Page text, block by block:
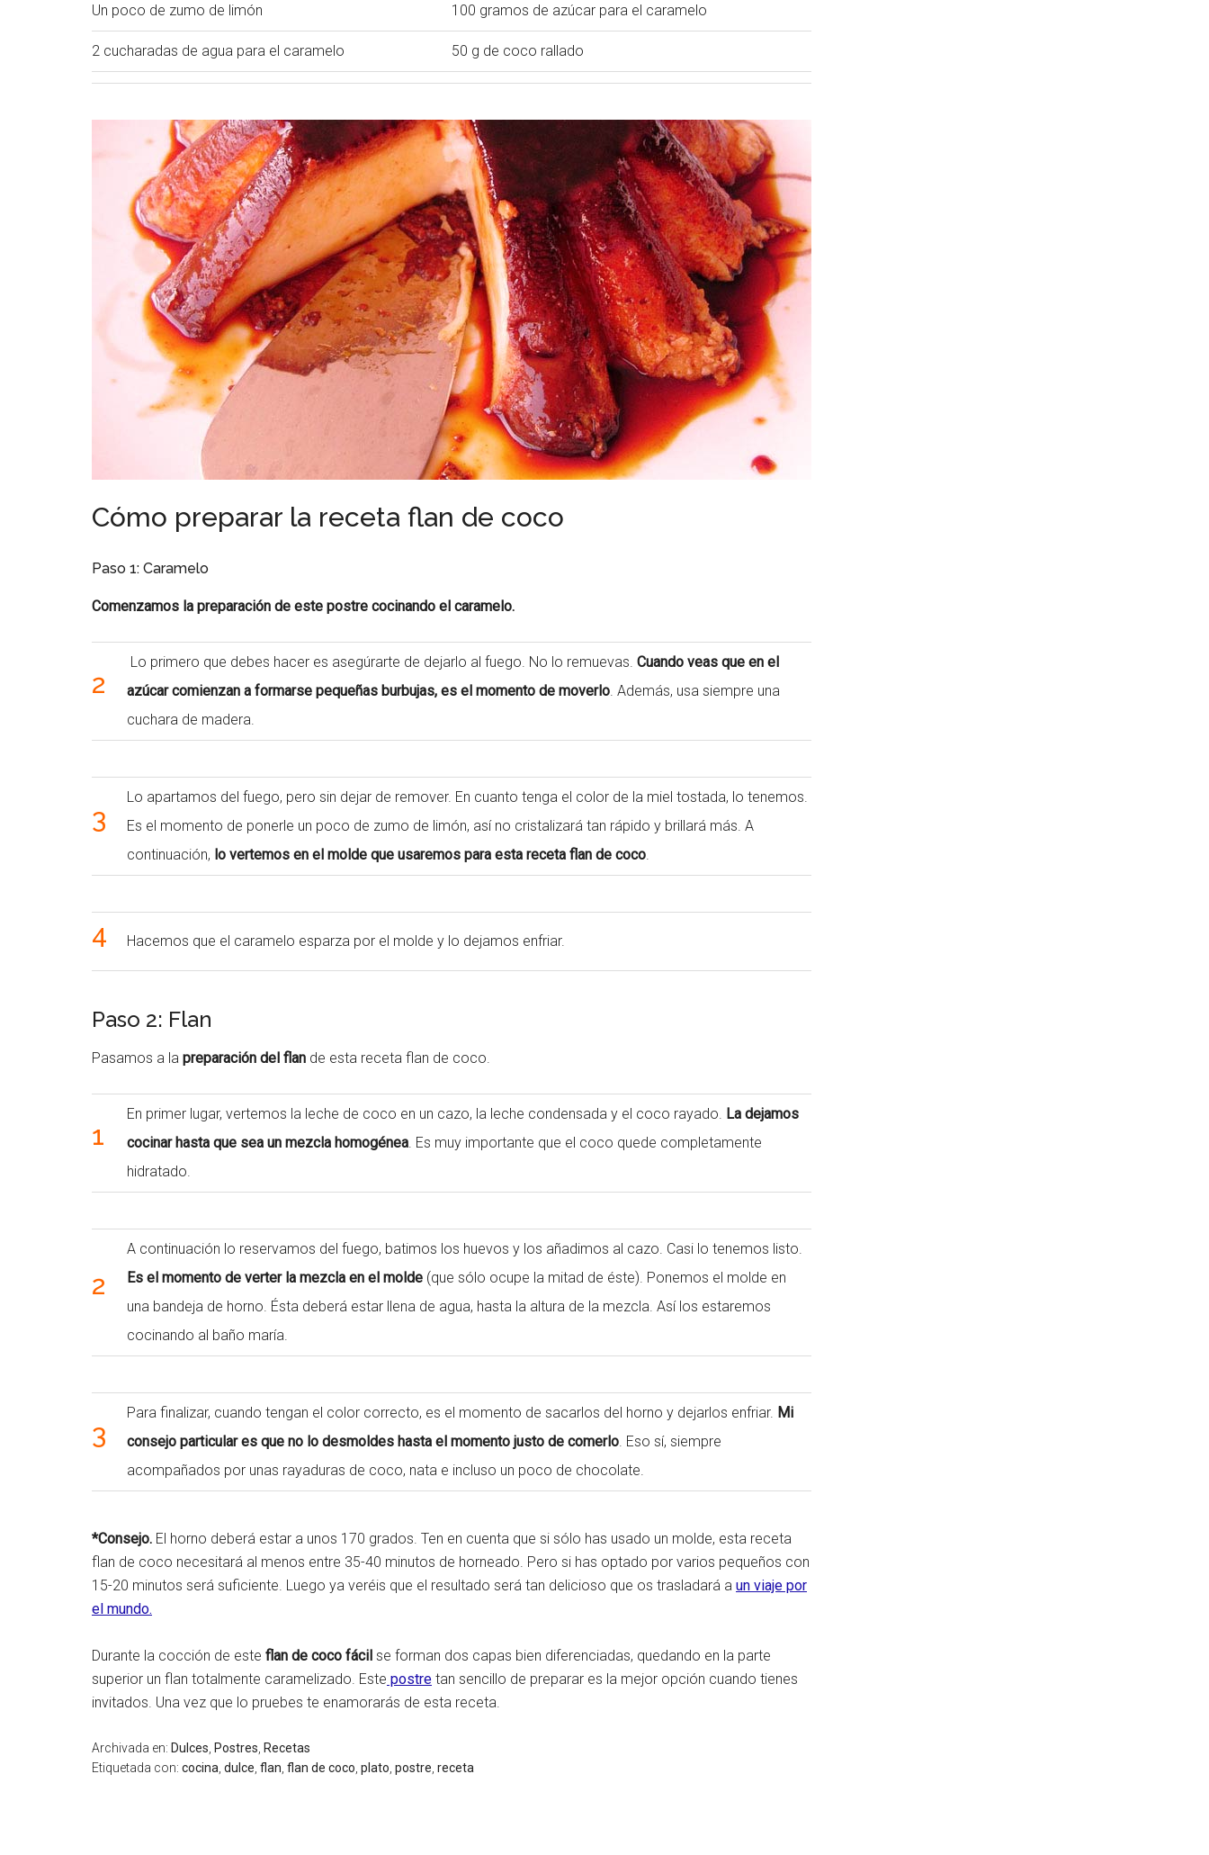
Un poco de zumo de limón 100 gramos de azúcar para el caramelo
2 cucharadas de agua para el caramelo 50 g de coco rallado
Cómo preparar la receta flan de coco
Paso 1: Caramelo
Comenzamos la preparación de este postre cocinando el caramelo.
2
Lo primero que debes hacer es asegúrarte de dejarlo al fuego. No lo remuevas. Cuando veas que en el
azúcar comienzan a formarse pequeñas burbujas, es el momento de moverlo . Además, usa siempre una
cuchara de madera.
3
Lo apartamos del fuego, pero sin dejar de remover. En cuanto tenga el color de la miel tostada, lo tenemos.
Es el momento de ponerle un poco de zumo de limón, así no cristalizará tan rápido y brillará más. A
continuación, lo vertemos en el molde que usaremos para esta receta flan de coco
4 Hacemos que el caramelo esparza por el molde y lo dejamos enfriar.
Paso 2: Flan
Pasamos a la preparación del flan de esta receta flan de coco.
1
En primer lugar, vertemos la leche de coco en un cazo, la leche condensada y el coco rayado. La dejamos
cocinar hasta que sea un mezcla homogénea . Es muy importante que el coco quede completamente
hidratado.
2
A continuación lo reservamos del fuego, batimos los huevos y los añadimos al cazo. Casi lo tenemos listo.
Es el momento de verter la mezcla en el molde (que sólo ocupe la mitad de éste). Ponemos el molde en
una bandeja de horno. Ésta deberá estar llena de agua, hasta la altura de la mezcla. Así los estaremos
cocinando al baño maría.
3
Para finalizar, cuando tengan el color correcto, es el momento de sacarlos del horno y dejarlos enfriar. Mi
consejo particular es que no lo desmoldes hasta el momento justo de comerlo . Eso sí, siempre
acompañados por unas rayaduras de coco, nata e incluso un poco de chocolate.
*Consejo. El horno deberá estar a unos 170 grados. Ten en cuenta que si sólo has usado un molde, esta receta
flan de coco necesitará al menos entre 35-40 minutos de horneado. Pero si has optado por varios pequeños con
15-20 minutos será suficiente. Luego ya veréis que el resultado será tan delicioso que os trasladará a un viaje por
el mundo.
Durante la cocción de este flan de coco fácil se forman dos capas bien diferenciadas, quedando en la parte
superior un flan totalmente caramelizado. Este postre tan sencillo de preparar es la mejor opción cuando tienes
invitados. Una vez que lo pruebes te enamorarás de esta receta.
Archivada en: Dulces Postres Recetas
Etiquetada con: cocina dulce flan flan de coco plato postre receta